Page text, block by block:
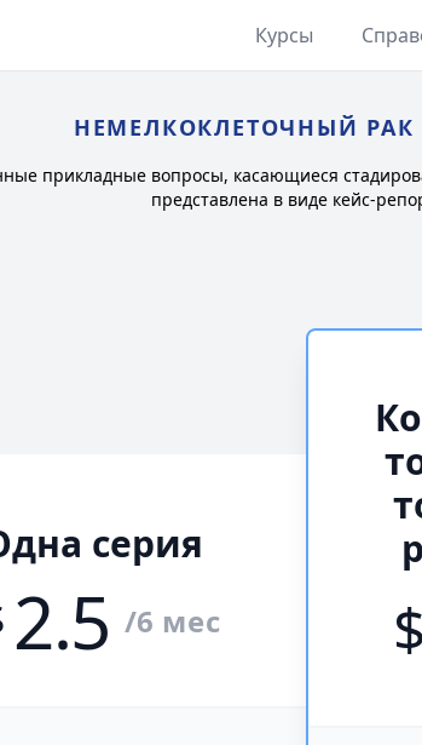
Курсы
НЕМЕЛКОКЛЕТОЧНЫЙ РАК
прикладные вопросы, касающиеся
представлена в виде кейс-
$
серия
2.5 /6 мес